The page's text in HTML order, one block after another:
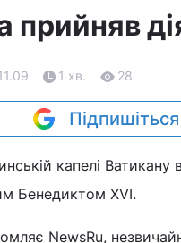
прийняв
1 хв. 28
капелі Ватикану
Бенедиктом XVI.
NewsRu,